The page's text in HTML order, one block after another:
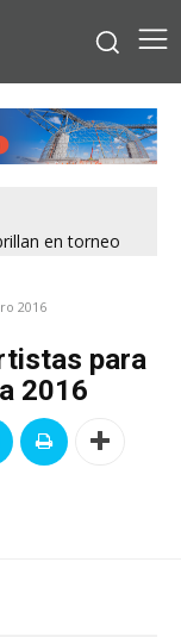
en torneo
2016
para
2016